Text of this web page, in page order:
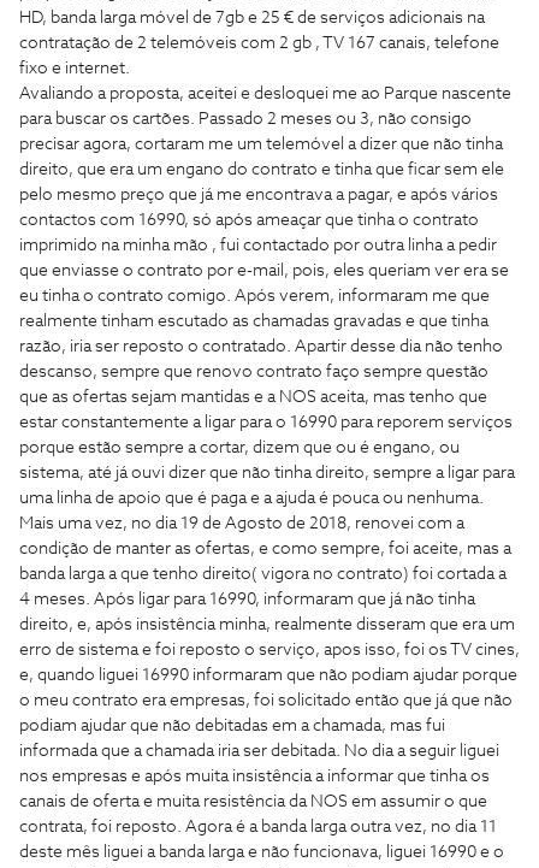
HD, banda larga móvel de 7gb e 25 € de serviços adicionais na
contratação de 2 telemóveis com 2 gb , TV 167 canais, telefone
fixo e internet.
Avaliando a proposta, aceitei e desloquei me ao Parque nascente
para buscar os cartões. Passado 2 meses ou 3, não consigo
precisar agora, cortaram me um telemóvel a dizer que não tinha
direito, que era um engano do contrato e tinha que ficar sem ele
pelo mesmo preço que já me encontrava a pagar, e após vários
contactos com 16990, só após ameaçar que tinha o contrato
imprimido na minha mão , fui contactado por outra linha a pedir
que enviasse o contrato por e-mail, pois, eles queriam ver era se
eu tinha o contrato comigo. Após verem, informaram me que
realmente tinham escutado as chamadas gravadas e que tinha
razão, iria ser reposto o contratado. Apartir desse dia não tenho
descanso, sempre que renovo contrato faço sempre questão
que as ofertas sejam mantidas e a NOS aceita, mas tenho que
estar constantemente a ligar para o 16990 para reporem serviços
porque estão sempre a cortar, dizem que ou é engano, ou
sistema, até já ouvi dizer que não tinha direito, sempre a ligar para
uma linha de apoio que é paga e a ajuda é pouca ou nenhuma.
Mais uma vez, no dia 19 de Agosto de 2018, renovei com a
condição de manter as ofertas, e como sempre, foi aceite, mas a
banda larga a que tenho direito( vigora no contrato) foi cortada a
4 meses. Após ligar para 16990, informaram que já não tinha
direito, e, após insistência minha, realmente disseram que era um
erro de sistema e foi reposto o serviço, apos isso, foi os TV cines,
e, quando liguei 16990 informaram que não podiam ajudar porque
o meu contrato era empresas, foi solicitado então que já que não
podiam ajudar que não debitadas em a chamada, mas fui
informada que a chamada iria ser debitada. No dia a seguir liguei
nos empresas e após muita insistência a informar que tinha os
canais de oferta e muita resistência da NOS em assumir o que
contrata, foi reposto. Agora é a banda larga outra vez, no dia 11
deste mês liguei a banda larga e não funcionava, liguei 16990 e o